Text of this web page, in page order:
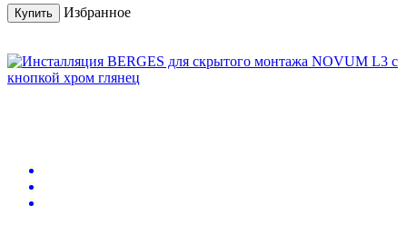
Купить Избранное